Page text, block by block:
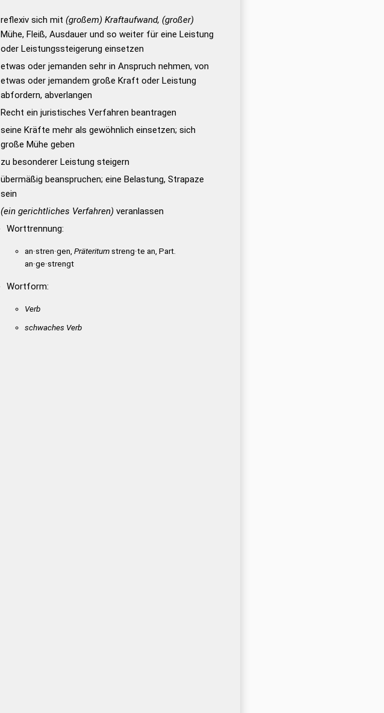
reflexiv sich mit (großem) Kraftaufwand, (großer)
Mühe, Fleiß, Ausdauer und so weiter für eine Leistung
oder Leistungssteigerung einsetzen
etwas oder jemanden sehr in Anspruch nehmen, von
etwas oder jemandem große Kraft oder Leistung
abfordern, abverlangen
Recht ein juristisches Verfahren beantragen
seine Kräfte mehr als gewöhnlich einsetzen; sich
große Mühe geben
zu besonderer Leistung steigern
übermäßig beanspruchen; eine Belastung, Strapaze
sein
(ein gerichtliches Verfahren) veranlassen
Worttrennung:
an·stren·gen, Präteritumstreng·te an, Part.
an·ge·strengt
Wortform:
Verb
schwaches Verb